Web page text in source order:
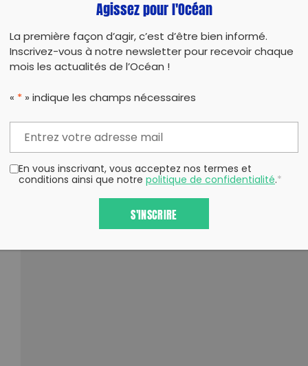
Agissez pour l'Océan
La première façon d’agir, c’est d’être bien informé.
Inscrivez-vous à notre newsletter pour recevoir chaque
mois les actualités de l’Océan !
« * » indique les champs nécessaires
En vous inscrivant, vous acceptez nos termes et
conditions ainsi que notre politique de confidentialité.*
S'INSCRIRE